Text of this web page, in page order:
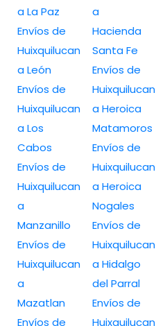
a La Paz
Envíos de
Huixquilucan
a León
Envíos de
Huixquilucan
a Los
Cabos
Envíos de
Huixquilucan
a
Manzanillo
Envíos de
Huixquilucan
a
Mazatlan
Envíos de
a
Hacienda
Santa Fe
Envíos de
Huixquilucan
a Heroica
Matamoros
Envíos de
Huixquilucan
a Heroica
Nogales
Envíos de
Huixquilucan
a Hidalgo
del Parral
Envíos de
Huixquilucan